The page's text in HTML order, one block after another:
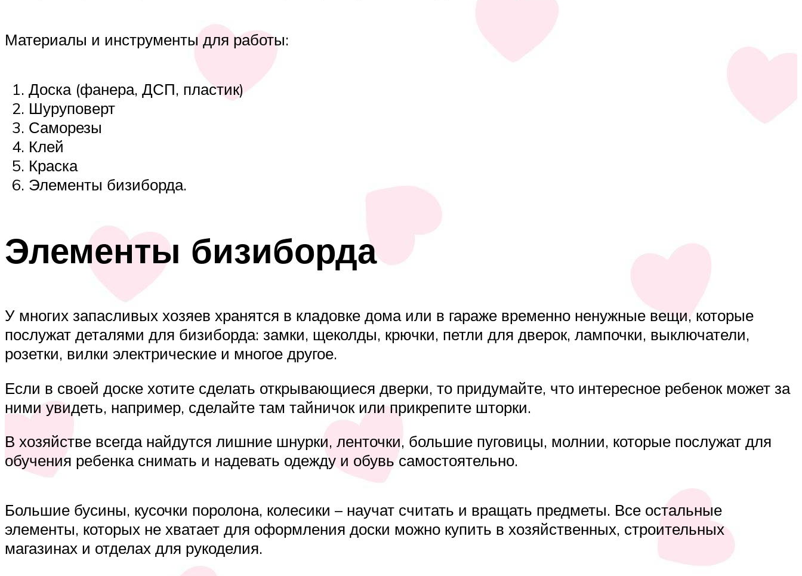
Материалы и инструменты для работы:
Доска (фанера, ДСП, пластик)
Шуруповерт
Саморезы
Клей
Краска
Элементы бизиборда.
Элементы бизиборда
У многих запасливых хозяев хранятся в кладовке дома или в гараже временно ненужные вещи, которые
послужат деталями для бизиборда: замки, щеколды, крючки, петли для дверок, лампочки, выключатели,
розетки, вилки электрические и многое другое.
Если в своей доске хотите сделать открывающиеся дверки, то придумайте, что интересное ребенок может за
ними увидеть, например, сделайте там тайничок или прикрепите шторки.
В хозяйстве всегда найдутся лишние шнурки, ленточки, большие пуговицы, молнии, которые послужат для
обучения ребенка снимать и надевать одежду и обувь самостоятельно.
Большие бусины, кусочки поролона, колесики – научат считать и вращать предметы. Все остальные
элементы, которых не хватает для оформления доски можно купить в хозяйственных, строительных
магазинах и отделах для рукоделия.